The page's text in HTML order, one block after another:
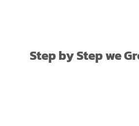
Step by Step we